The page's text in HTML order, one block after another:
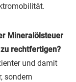
Mineralölsteuer
rechtfertigen?
und damit
sondern